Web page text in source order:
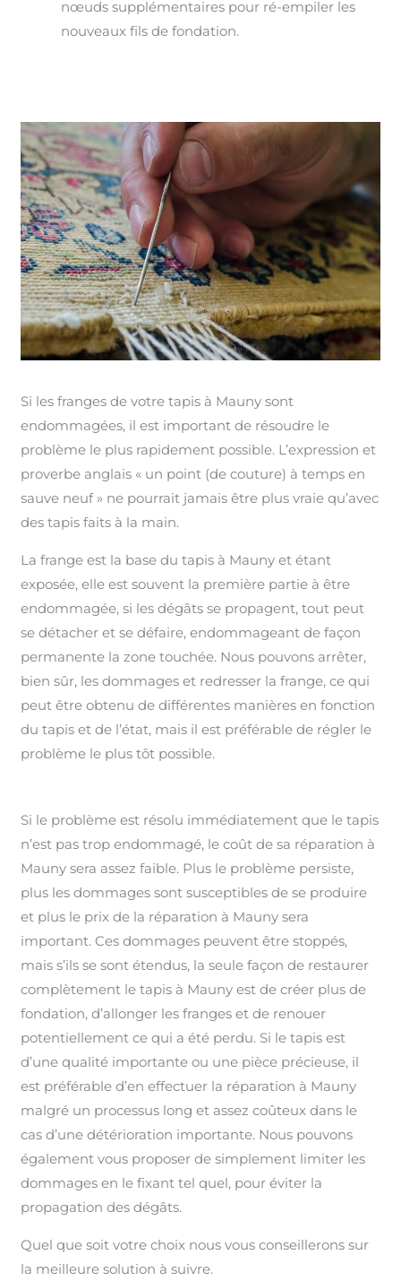
nœuds supplémentaires pour ré-empiler les
nouveaux fils de fondation.
Si les franges de votre tapis à Mauny sont
endommagées, il est important de résoudre le
problème le plus rapidement possible. L’expression et
proverbe anglais « un point (de couture) à temps en
sauve neuf » ne pourrait jamais être plus vraie qu’avec
des tapis faits à la main.
La frange est la base du tapis à Mauny et étant
exposée, elle est souvent la première partie à être
endommagée, si les dégâts se propagent, tout peut
se détacher et se défaire, endommageant de façon
permanente la zone touchée. Nous pouvons arrêter,
bien sûr, les dommages et redresser la frange, ce qui
peut être obtenu de différentes manières en fonction
du tapis et de l’état, mais il est préférable de régler le
problème le plus tôt possible.
Si le problème est résolu immédiatement que le tapis
n’est pas trop endommagé, le coût de sa réparation à
Mauny sera assez faible. Plus le problème persiste,
plus les dommages sont susceptibles de se produire
et plus le prix de la réparation à Mauny sera
important. Ces dommages peuvent être stoppés,
mais s’ils se sont étendus, la seule façon de restaurer
complètement le tapis à Mauny est de créer plus de
fondation, d’allonger les franges et de renouer
potentiellement ce qui a été perdu. Si le tapis est
d’une qualité importante ou une pièce précieuse, il
est préférable d’en effectuer la réparation à Mauny
malgré un processus long et assez coûteux dans le
cas d’une détérioration importante. Nous pouvons
également vous proposer de simplement limiter les
dommages en le fixant tel quel, pour éviter la
propagation des dégâts.
Quel que soit votre choix nous vous conseillerons sur
la meilleure solution à suivre.